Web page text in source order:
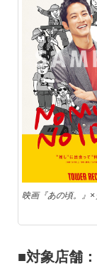
映画『あの頃。』
■対象店舗